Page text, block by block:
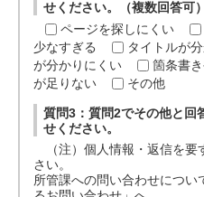
せください。（複数回答可）
ページを探しにくい
少なすぎる
タイトルが
が分かりにくい
箇条書
が足りない
その他
質問3：質問2でその他と回
せください。
（注）個人情報・返信を要
さい。
所管課への問い合わせについ